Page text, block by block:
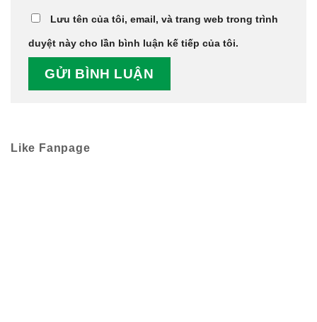
Lưu tên của tôi, email, và trang web trong trình
duyệt này cho lần bình luận kế tiếp của tôi.
Like Fanpage